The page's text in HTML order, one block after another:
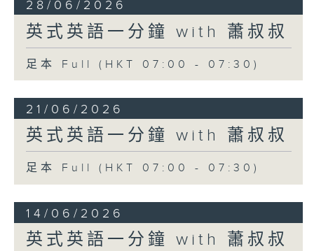
28/06/2026
英式英語一分鐘 with 蕭叔叔
足本 Full (HKT 07:00 - 07:30)
21/06/2026
英式英語一分鐘 with 蕭叔叔
足本 Full (HKT 07:00 - 07:30)
14/06/2026
英式英語一分鐘 with 蕭叔叔